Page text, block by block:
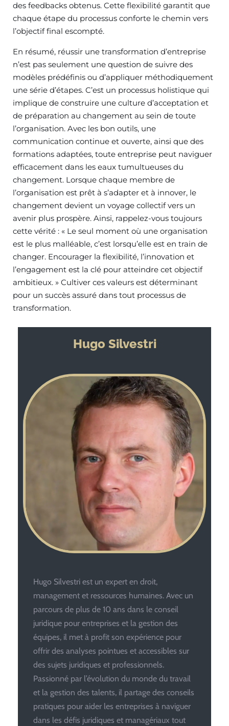
des feedbacks obtenus. Cette flexibilité garantit que
chaque étape du processus conforte le chemin vers
l’objectif final escompté.
En résumé, réussir une transformation d’entreprise
n’est pas seulement une question de suivre des
modèles prédéfinis ou d’appliquer méthodiquement
une série d’étapes. C’est un processus holistique qui
implique de construire une culture d’acceptation et
de préparation au changement au sein de toute
l’organisation. Avec les bon outils, une
communication continue et ouverte, ainsi que des
formations adaptées, toute entreprise peut naviguer
efficacement dans les eaux tumultueuses du
changement. Lorsque chaque membre de
l’organisation est prêt à s’adapter et à innover, le
changement devient un voyage collectif vers un
avenir plus prospère. Ainsi, rappelez-vous toujours
cette vérité : « Le seul moment où une organisation
est le plus malléable, c’est lorsqu’elle est en train de
changer. Encourager la flexibilité, l’innovation et
l’engagement est la clé pour atteindre cet objectif
ambitieux. » Cultiver ces valeurs est déterminant
pour un succès assuré dans tout processus de
transformation.
Hugo Silvestri
Hugo Silvestri est un expert en droit,
management et ressources humaines. Avec un
parcours de plus de 10 ans dans le conseil
juridique pour entreprises et la gestion des
équipes, il met à profit son expérience pour
offrir des analyses pointues et accessibles sur
des sujets juridiques et professionnels.
Passionné par l’évolution du monde du travail
et la gestion des talents, il partage des conseils
pratiques pour aider les entreprises à naviguer
dans les défis juridiques et managériaux tout